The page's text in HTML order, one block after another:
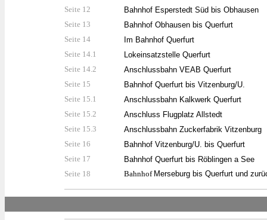
Seite 12
Bahnhof Esperstedt Süd bis Obhausen
Seite 13
Bahnhof Obhausen bis Querfurt
Seite 14
Im Bahnhof Querfurt
Seite 14.1
Lokeinsatzstelle Querfurt
Seite 14.2
Anschlussbahn VEAB Querfurt
Seite 15
Bahnhof Querfurt bis Vitzenburg/U.
Seite 15.1
Anschlussbahn Kalkwerk Querfurt
Seite 15.2
Anschluss Flugplatz Allstedt
Seite 15.3
Anschlussbahn Zuckerfabrik Vitzenburg
Seite 16
Bahnhof Vitzenburg/U. bis Querfurt
Seite 17
Bahnhof Querfurt bis Röblingen a See
Seite 18
Bahnhof Merseburg bis Querfurt und